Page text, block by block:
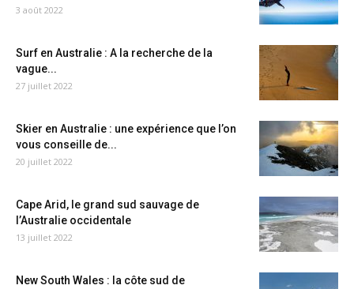
3 août 2022
Surf en Australie : A la recherche de la
vague...
27 juillet 2022
Skier en Australie : une expérience que l’on
vous conseille de...
20 juillet 2022
Cape Arid, le grand sud sauvage de
l’Australie occidentale
13 juillet 2022
New South Wales : la côte sud de